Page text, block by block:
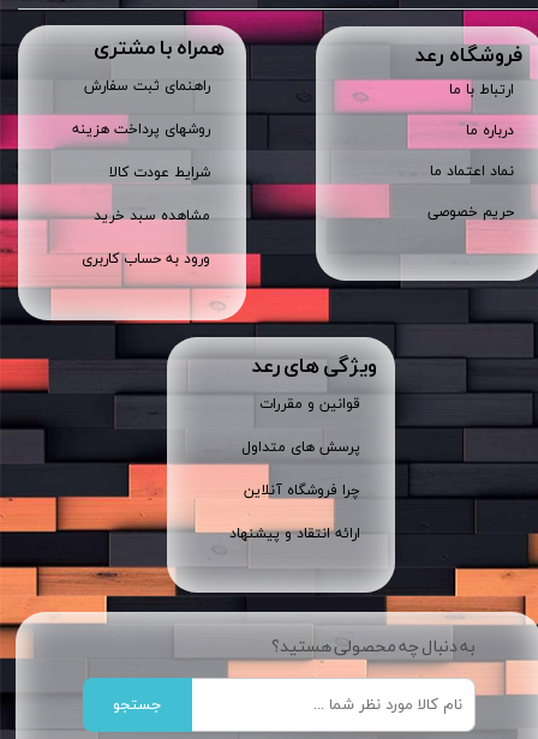
​فروشگاه رعد
ارتباط با ما
درباره ما
نماد اعتماد ما
حریم خصوصی
همراه با مشتری
راهنمای ثبت سفارش
روشهای پرداخت هزینه
شرایط عودت کالا
مشاهده سبد خرید
ورود به حساب کاربری
ویژگی های رعد
قوانین و مقررات
پرسش های متداول
چرا فروشگاه آنلاین
ارائه انتقاد و پیشنهاد
به دنبال چه محصولی هستید؟
جستجو